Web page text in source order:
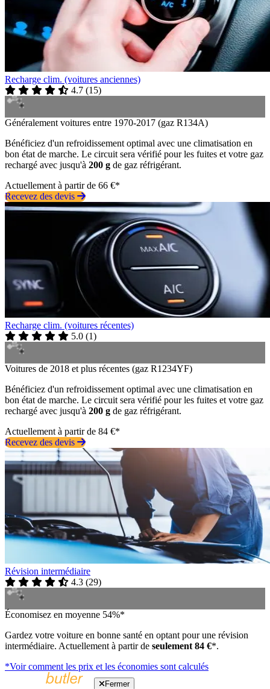
Recharge clim. (voitures anciennes)
4.7 (15)
Généralement voitures entre 1970-2017 (gaz R134A)
Bénéficiez d'un refroidissement optimal avec une climatisation en
bon état de marche. Le circuit sera vérifié pour les fuites et votre gaz
rechargé avec jusqu'à 200 g de gaz réfrigérant.
Actuellement à partir de 66 €*
Recevez des devis
Recharge clim. (voitures récentes)
5.0 (1)
Voitures de 2018 et plus récentes (gaz R1234YF)
Bénéficiez d'un refroidissement optimal avec une climatisation en
bon état de marche. Le circuit sera vérifié pour les fuites et votre gaz
rechargé avec jusqu'à 200 g de gaz réfrigérant.
Actuellement à partir de 84 €*
Recevez des devis
Révision intermédiaire
4.3 (29)
Économisez en moyenne 54%*
Gardez votre voiture en bonne santé en optant pour une révision
intermédiaire. Actuellement à partir de seulement 84 €*.
*Voir comment les prix et les économies sont calculés
Fermer